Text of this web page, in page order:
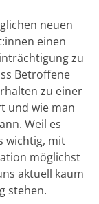
neuen
einen
zu
Betroffene
zu einer
und wie man
Weil es
wichtig, mit
möglichst
aktuell kaum
stehen.